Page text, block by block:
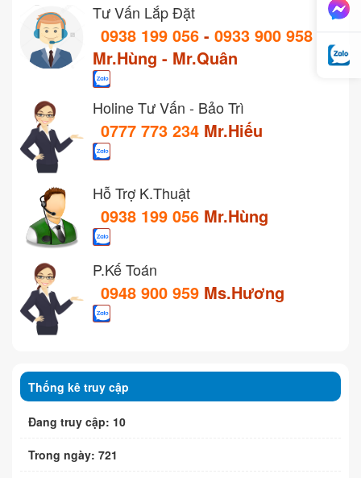
Tư Vấn Lắp Đặt
0938 199 056 - 0933 900 958
Mr.Hùng - Mr.Quân
Holine Tư Vấn - Bảo Trì
0777 773 234 Mr.Hiếu
Hỗ Trợ K.Thuật
0938 199 056 Mr.Hùng
P.Kế Toán
0948 900 959 Ms.Hương
Thống kê truy cập
Đang truy cập: 10
Trong ngày: 721